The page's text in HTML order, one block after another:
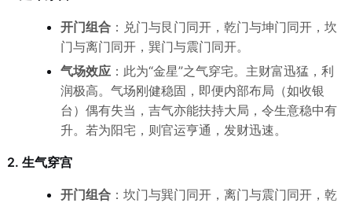
开门组合：兑门与艮门同开，乾门与坤门同开，坎
门与离门同开，巽门与震门同开。
气场效应：此为“金星”之气穿宅。主财富迅猛，利
润极高。气场刚健稳固，即便内部布局（如收银
台）偶有失当，吉气亦能扶持大局，令生意稳中有
升。若为阳宅，则官运亨通，发财迅速。
2. 生气穿宫
开门组合：坎门与巽门同开，离门与震门同开，乾